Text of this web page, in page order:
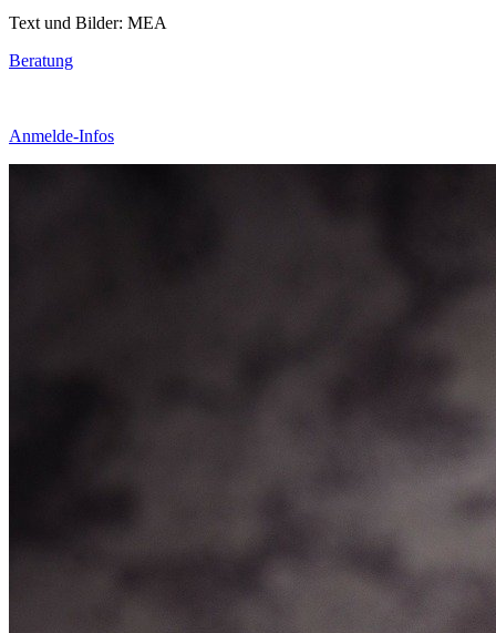
Text und Bilder: MEA
Beratung
Anmelde-Infos